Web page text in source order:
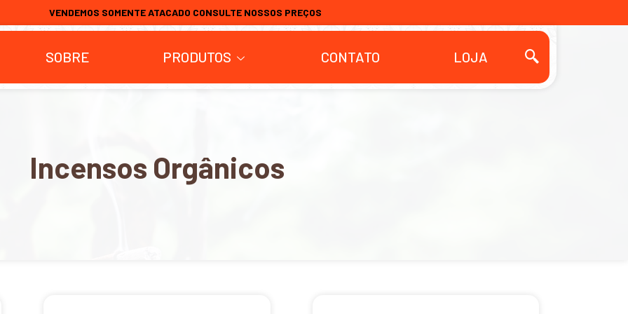
VENDEMOS SOMENTE ATACADO CONSULTE NOSSOS PREÇOS
SOBRE PRODUTOS CONTATO LOJA
Incensos Orgânicos